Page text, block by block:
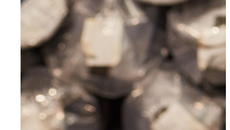
Initiativbewerbung
Für Unternehmen